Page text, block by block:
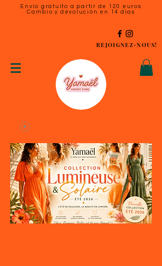
Envío gratuito a partir de 120 euros
Cambio y devolución en 14 días
REJOIGNEZ-NOUS!